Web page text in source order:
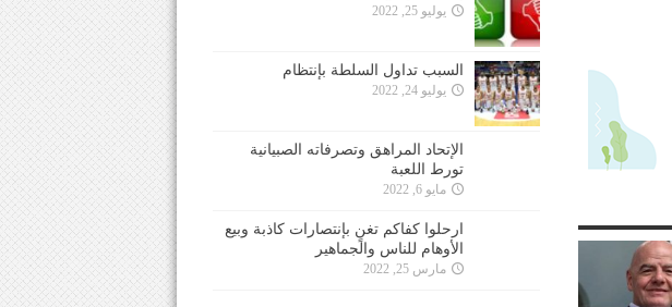
يوليو 25, 2022
السبب تداول السلطة بإنتظام
يوليو 24, 2022
الإتحاد المراهق وتصرفاته الصبيانية
تورط اللعبة
مايو 6, 2022
ارحلوا كفاكم تغنٍ بإنتصارات كاذبة وبيع
الأوهام للناس والجماهير
مارس 25, 2022